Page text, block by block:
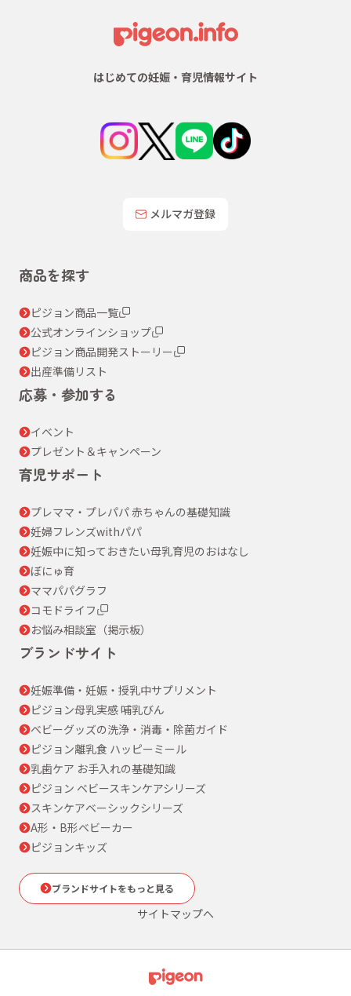
はじめての妊娠・育児情報サイト
メルマガ登録
商品を探す
ピジョン商品一覧
公式オンラインショップ
ピジョン商品開発ストーリー
出産準備リスト
応募・参加する
イベント
プレゼント＆キャンペーン
育児サポート
プレママ・プレパパ 赤ちゃんの基礎知識
妊婦フレンズwithパパ
妊娠中に知っておきたい母乳育児のおはなし
ぼにゅ育
ママパパグラフ
コモドライフ
お悩み相談室（掲示板）
ブランドサイト
妊娠準備・妊娠・授乳中サプリメント
ピジョン母乳実感 哺乳びん
ベビーグッズの洗浄・消毒・除菌ガイド
ピジョン離乳食 ハッピーミール
乳歯ケア お手入れの基礎知識
ピジョン ベビースキンケアシリーズ
スキンケアベーシックシリーズ
A形・B形ベビーカー
ピジョンキッズ
ブランドサイトをもっと見る
サイトマップへ